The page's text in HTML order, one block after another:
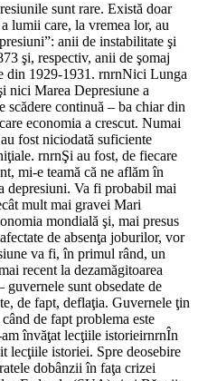
sunt rare. Există doar
lumii care, la vremea lor, au
anii de instabilitate şi
şi, respectiv, anii de şomaj
din 1929-1931. rnrnNici Lunga
nici Marea Depresiune a
continuă – ba chiar din
economia a crescut. Numai
fost niciodată suficiente
rnrnŞi au fost, de fiecare
mi-e teamă că ne aflăm în
depresiuni. Va fi probabil mai
mult mai gravei Mari
mondială şi, mai presus
de absenţa joburilor, vor
va fi, în primul rând, un
recent la dezamăgitoarea
sunt obsedate de
de fapt, deflaţia. Guvernele ţin
de fapt problema este
învăţat lecţiile istorieirnrnÎn
lecţiile istoriei. Spre deosebire
dobânzii în faţa crizei